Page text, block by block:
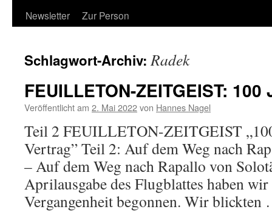
Newsletter
Zur Person
Schlagwort-Archiv:Radek
FEUILLETON-ZEITGEIST:
Veröffentlicht am 2. Mai 2022von Hannes Nagel
Teil 2 FEUILLETON-ZEITGEIST
Vertrag” Teil 2: Auf dem Weg nach
– Auf dem Weg nach Rapallo von
Aprilausgabe des Flugblattes haben
Vergangenheit begonnen. Wir